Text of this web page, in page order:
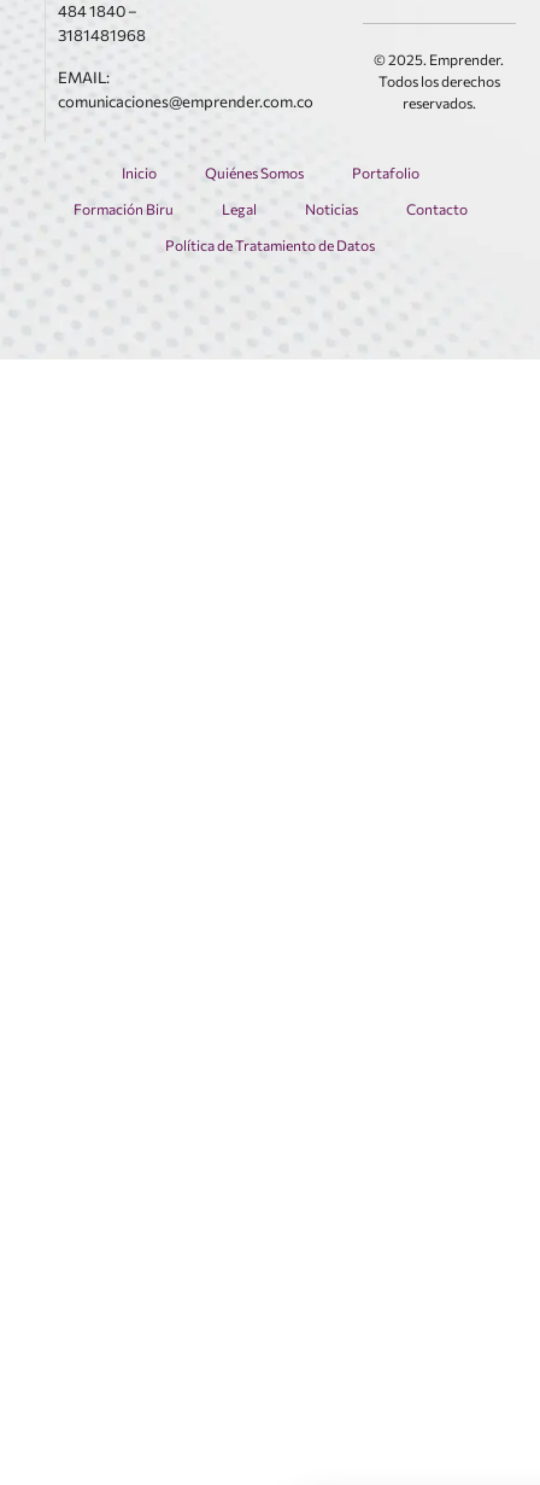
484 1840 –
3181481968
EMAIL:
comunicaciones@emprender.com.co
© 2025. Emprender.
Todos los derechos
reservados.
Inicio Quiénes Somos Portafolio
Formación Biru Legal Noticias Contacto
Política de Tratamiento de Datos